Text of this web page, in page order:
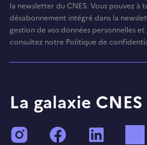
la newsletter du CNES. Vous pouvez
désabonnement intégré dans la
gestion de vos données personnelles
consultez notre Politique de
La galaxie CNES
InstagramFacebook